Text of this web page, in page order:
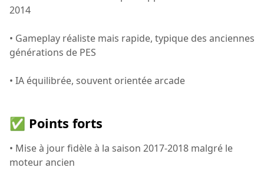
2014
• Gameplay réaliste mais rapide, typique des anciennes
générations de PES
• IA équilibrée, souvent orientée arcade
✅ Points forts
• Mise à jour fidèle à la saison 2017-2018 malgré le
moteur ancien